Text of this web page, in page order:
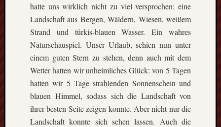
hatte uns wirklich nicht zu viel versprochen: eine
Landschaft aus Bergen, Wäldern, Wiesen, weißem
Strand und türkis-blauen Wasser. Ein wahres
Naturschauspiel. Unser Urlaub, schien nun unter
einem guten Stern zu stehen, denn auch mit dem
Wetter hatten wir unheimliches Glück: von 5 Tagen
hatten wir 5 Tage strahlenden Sonnenschein und
blauen Himmel, sodass sich die Landschaft von
ihrer besten Seite zeigen konnte. Aber nicht nur die
Landschaft konnte sich sehen lassen. Auch die